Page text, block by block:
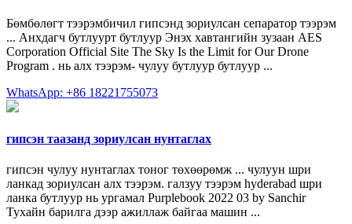
Бөмбөлөгт тээрэмбичил гипсэнд зориулсан сепаратор тээрэм
... Анхдагч бутлуурт бутлуур Энэх хавтангийн зузаан AES
Corporation Official Site The Sky Is the Limit for Our Drone
Program . нь алх тээрэм- чулуу бутлуур бутлуур ...
WhatsApp: +86 18221755073
гипсэн таазанд зориулсан нунтаглах
гипсэн чулуу нунтаглах тоног төхөөрөмж ... чулуун шри
ланкад зориулсан алх тээрэм. галзуу тээрэм hyderabad шри
ланка бутлуур нь ургамал Purplebook 2022 03 by Sanchir
Тухайн барилга дээр ажиллаж байгаа машин ...